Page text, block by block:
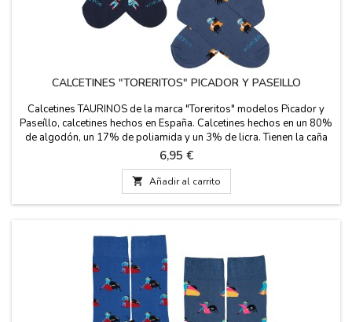
CALCETINES "TORERITOS" PICADOR Y PASEILLO
Calcetines TAURINOS de la marca "Toreritos" modelos Picador y
Paseíllo, calcetines hechos en España. Calcetines hechos en un 80%
de algodón, un 17% de poliamida y un 3% de licra. Tienen la caña
de 23 cm. Dos tallas: Pequeña EUR de 35- 40 y Grande de 41- 45
Precio
6,95 €
 Añadir al carrito